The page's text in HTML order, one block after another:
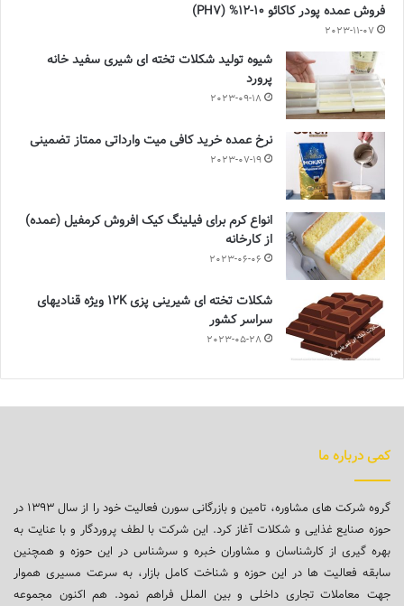
فروش عمده پودر کاکائو 10-12% (PH7)
2023-11-07
شیوه تولید شکلات تخته ای شیری سفید خانه
پرورد
2023-09-18
نرخ عمده خرید کافی میت وارداتی ممتاز تضمینی
2023-07-19
انواع کرم برای فیلینگ کیک |فروش کرمفیل (عمده)
از کارخانه
2023-06-06
شکلات تخته ای شیرینی پزی 12K ویژه قنادیهای
سراسر کشور
2023-05-28
کمی درباره ما
گروه شرکت های مشاوره، تامین و بازرگانی سورن فعالیت خود را از سال ۱۳۹۳ در
حوزه صنایع غذایی و شکلات آغاز کرد. این شرکت با لطف پروردگار و با عنایت به
بهره گیری از کارشناسان و مشاوران خبره و سرشناس در این حوزه و همچنین
سابقه فعالیت ها در این حوزه و شناخت کامل بازار، به سرعت مسیری هموار
جهت معاملات تجاری داخلی و بین الملل فراهم نمود. هم اکنون مجموعه